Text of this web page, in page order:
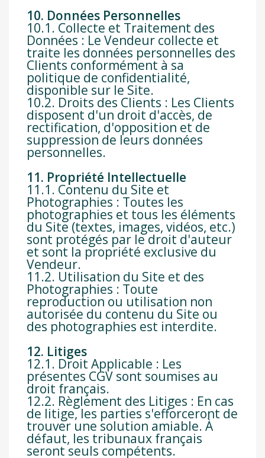
10. Données Personnelles
10.1. Collecte et Traitement des
Données : Le Vendeur collecte et
traite les données personnelles des
Clients conformément à sa
politique de confidentialité,
disponible sur le Site.
10.2. Droits des Clients : Les Clients
disposent d'un droit d'accès, de
rectification, d'opposition et de
suppression de leurs données
personnelles.
11. Propriété Intellectuelle
11.1. Contenu du Site et
Photographies : Toutes les
photographies et tous les éléments
du Site (textes, images, vidéos, etc.)
sont protégés par le droit d'auteur
et sont la propriété exclusive du
Vendeur.
11.2. Utilisation du Site et des
Photographies : Toute
reproduction ou utilisation non
autorisée du contenu du Site ou
des photographies est interdite.
12. Litiges
12.1. Droit Applicable : Les
présentes CGV sont soumises au
droit français.
12.2. Règlement des Litiges : En cas
de litige, les parties s'efforceront de
trouver une solution amiable. À
défaut, les tribunaux français
seront seuls compétents.